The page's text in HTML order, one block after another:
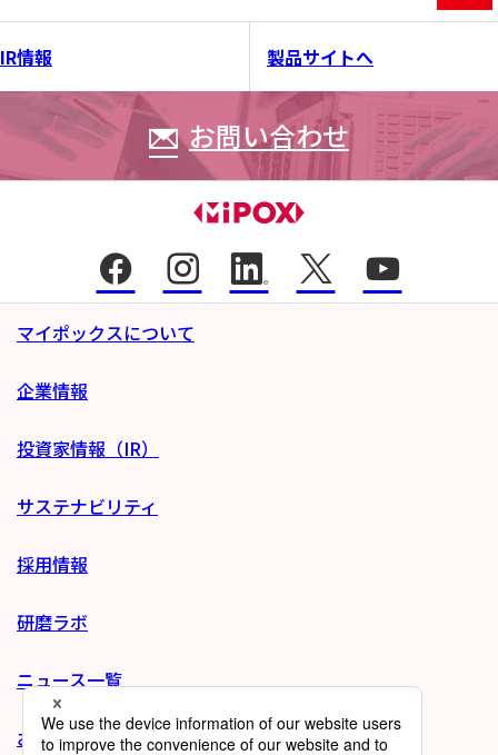
IR情報 製品サイトへ
お問い合わせ
マイポックスについて
企業情報
投資家情報（IR）
サステナビリティ
採用情報
研磨ラボ
ニュース一覧
お問い合わせ